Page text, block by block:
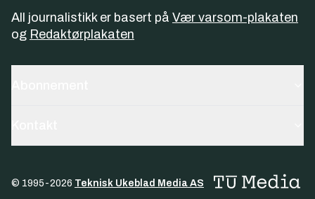
All journalistikk er basert på Vær varsom-plakaten
og Redaktørplakaten
© 1995-2026 Teknisk Ukeblad Media AS